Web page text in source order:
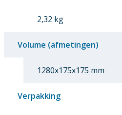
2,32 kg
Volume (afmetingen)
1280x175x175 mm
Verpakking